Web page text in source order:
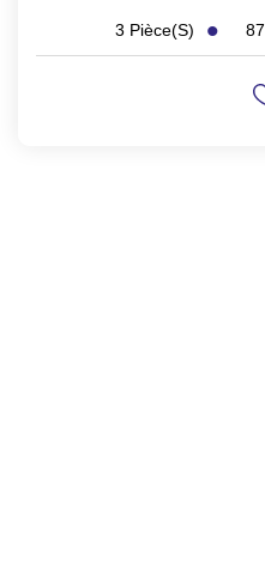
3 Pièce(s) 87